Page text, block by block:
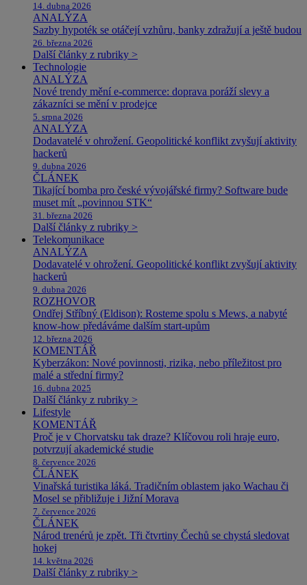
14. dubna 2026
ANALÝZA
Sazby hypoték se otáčejí vzhůru, banky zdražují a ještě budou
26. března 2026
Další články z rubriky >
Technologie
ANALÝZA
Nové trendy mění e-commerce: doprava poráží slevy a
zákazníci se mění v prodejce
5. srpna 2026
ANALÝZA
Dodavatelé v ohrožení. Geopolitické konflikt zvyšují aktivity
hackerů
9. dubna 2026
ČLÁNEK
Tikající bomba pro české vývojářské firmy? Software bude
muset mít „povinnou STK“
31. března 2026
Další články z rubriky >
Telekomunikace
ANALÝZA
Dodavatelé v ohrožení. Geopolitické konflikt zvyšují aktivity
hackerů
9. dubna 2026
ROZHOVOR
Ondřej Stříbný (Eldison): Rosteme spolu s Mews, a nabyté
know-how předáváme dalším start-upům
12. března 2026
KOMENTÁŘ
Kyberzákon: Nové povinnosti, rizika, nebo příležitost pro
malé a střední firmy?
16. dubna 2025
Další články z rubriky >
Lifestyle
KOMENTÁŘ
Proč je v Chorvatsku tak draze? Klíčovou roli hraje euro,
potvrzují akademické studie
8. července 2026
ČLÁNEK
Vinařská turistika láká. Tradičním oblastem jako Wachau či
Mosel se přibližuje i Jižní Morava
7. července 2026
ČLÁNEK
Národ trenérů je zpět. Tři čtvrtiny Čechů se chystá sledovat
hokej
14. května 2026
Další články z rubriky >